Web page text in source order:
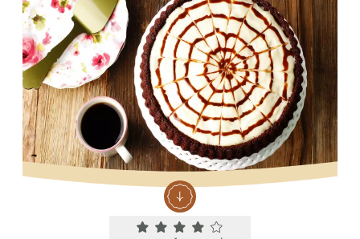
Current rating 4.4. Click to rate.